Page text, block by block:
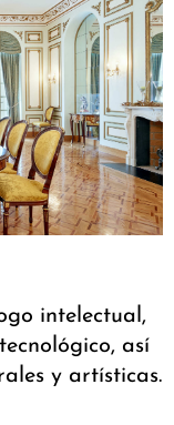
intelectual,
así
y artísticas.